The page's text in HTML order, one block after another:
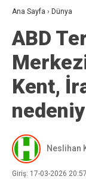
Ana Sayfa › Dünya
ABD
Kent,
Neslihan
Giriş: 17-03-2026 20:57